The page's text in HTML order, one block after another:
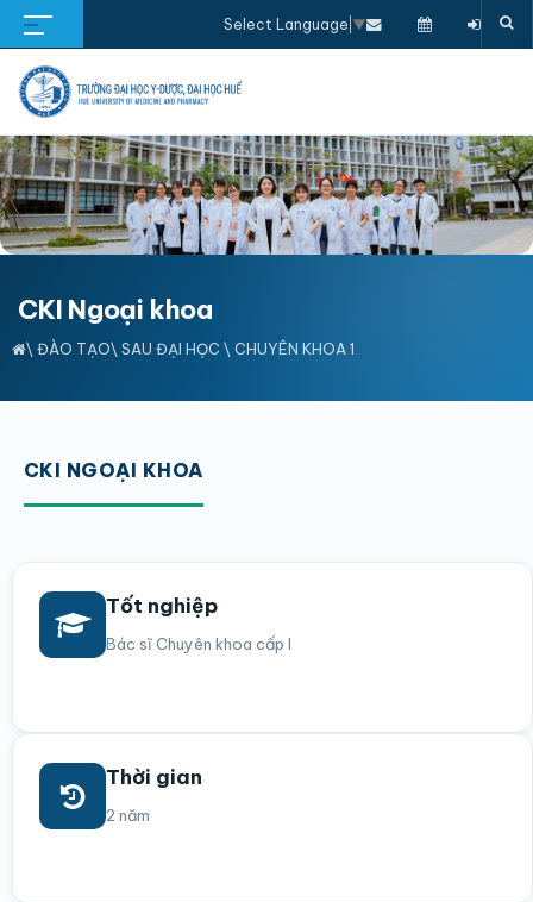
Select Language ▼
CKI Ngoại khoa
\ ĐÀO TẠO\ SAU ĐẠI HỌC \ CHUYÊN KHOA 1
CKI NGOẠI KHOA
Tốt nghiệp
Bác sĩ Chuyên khoa cấp I
Thời gian
2 năm